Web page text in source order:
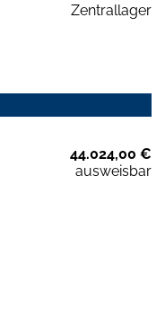
Zentrallager
44.024,00 €
ausweisbar